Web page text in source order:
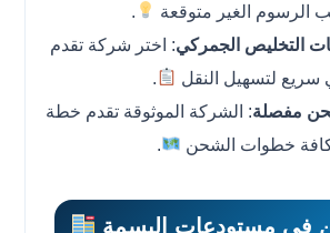
الرسوم الغير متوقعة
.
التخليص الجمركي: اختر شركة تقدم
لتسهيل النقل
.
مفصلة: الشركة الموثوقة تقدم خطة
خطوات الشحن
.
في مستودعات البسمة